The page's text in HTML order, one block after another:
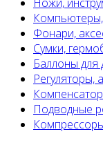
Фонари,
Сумки,
Баллоны для
Регуляторы,
Подводные